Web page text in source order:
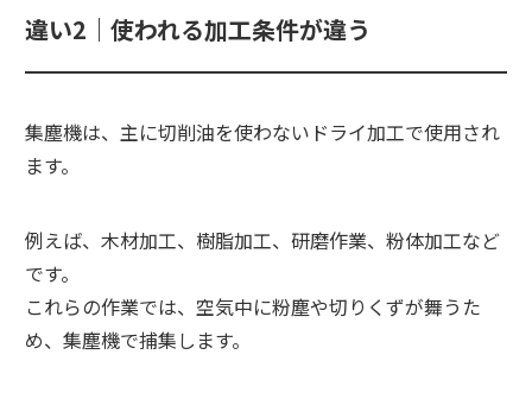
違い2｜使われる加工条件が違う
集塵機は、主に切削油を使わないドライ加工で使用され
ます。
例えば、木材加工、樹脂加工、研磨作業、粉体加工など
です。
これらの作業では、空気中に粉塵や切りくずが舞うた
め、集塵機で捕集します。